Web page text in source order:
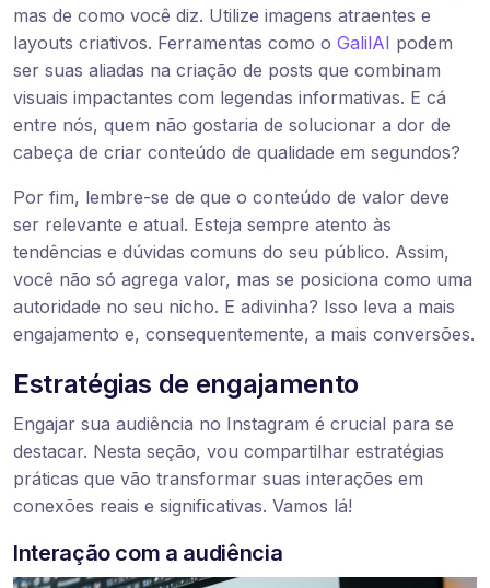
mas de como você diz. Utilize imagens atraentes e
layouts criativos. Ferramentas como o GalilAI podem
ser suas aliadas na criação de posts que combinam
visuais impactantes com legendas informativas. E cá
entre nós, quem não gostaria de solucionar a dor de
cabeça de criar conteúdo de qualidade em segundos?
Por fim, lembre-se de que o conteúdo de valor deve
ser relevante e atual. Esteja sempre atento às
tendências e dúvidas comuns do seu público. Assim,
você não só agrega valor, mas se posiciona como uma
autoridade no seu nicho. E adivinha? Isso leva a mais
engajamento e, consequentemente, a mais conversões.
Estratégias de engajamento
Engajar sua audiência no Instagram é crucial para se
destacar. Nesta seção, vou compartilhar estratégias
práticas que vão transformar suas interações em
conexões reais e significativas. Vamos lá!
Interação com a audiência